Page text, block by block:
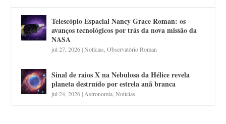
Telescópio Espacial Nancy Grace Roman: os
avanços tecnológicos por trás da nova missão da
NASA
jul 27, 2026|Notícias ,Observatório Roman
Sinal de raios X na Nebulosa da Hélice revela
planeta destruído por estrela anã branca
jul 24, 2026| Astronomia ,Notícias